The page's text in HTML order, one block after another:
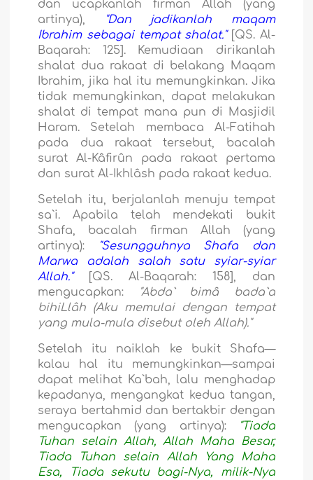
dan ucapkanlah firman Allah (yang
artinya),
"Dan jadikanlah maqam
Ibrahim sebagai tempat shalat."[QS. Al-
Baqarah: 125]. Kemudiaan dirikanlah
shalat dua rakaat di belakang Maqam
Ibrahim, jika hal itu memungkinkan. Jika
tidak memungkinkan, dapat melakukan
shalat di tempat mana pun di Masjidil
Haram. Setelah membaca Al-Fatihah
pada dua rakaat tersebut, bacalah
surat Al-Kâfirûn pada rakaat pertama
dan surat Al-Ikhlâsh pada rakaat kedua.
Setelah itu, berjalanlah menuju tempat
sa`i. Apabila telah mendekati bukit
Shafa, bacalah firman Allah (yang
artinya):
"Sesungguhnya Shafa dan
Marwa adalah salah satu syiar-syiar
Allah."[QS. Al-Baqarah: 158], dan
mengucapkan:
"Abda` bimâ bada`a
bihiLlâh (Aku memulai dengan tempat
yang mula-mula disebut oleh Allah)."
Setelah itu naiklah ke bukit Shafa—
kalau hal itu memungkinkan—sampai
dapat melihat Ka`bah, lalu menghadap
kepadanya, mengangkat kedua tangan,
seraya bertahmid dan bertakbir dengan
mengucapkan (yang artinya):
"Tiada
Tuhan selain Allah, Allah Maha Besar,
Tiada Tuhan selain Allah Yang Maha
Esa, Tiada sekutu bagi-Nya, milik-Nya